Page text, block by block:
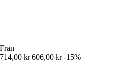
Från
714,00 kr 606,00 kr -15%